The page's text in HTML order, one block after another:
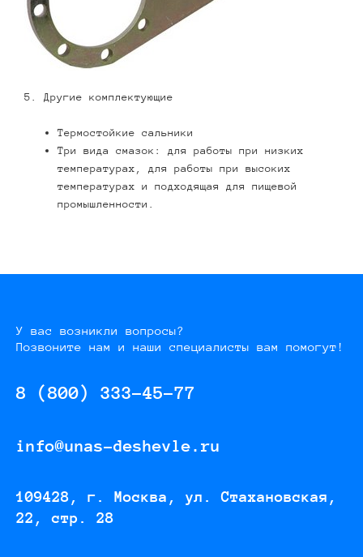
5. Другие комплектующие
Термостойкие сальники
Три вида смазок: для работы при низких
температурах, для работы при высоких
температурах и подходящая для пищевой
промышленности.
У вас возникли вопросы?
Позвоните нам и наши специалисты вам помогут!
8 (800) 333-45-77
info@unas-deshevle.ru
109428, г. Москва, ул. Стахановская,
22, стр. 28